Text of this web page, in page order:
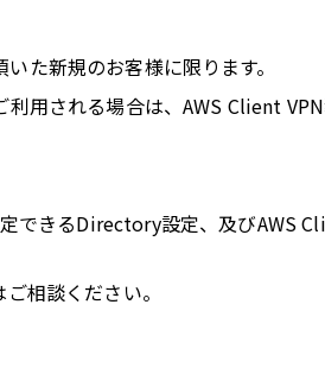
た新規のお客様に限ります。
用される場合は、AWS Client
できるDirectory設定、及びAWS
相談ください。